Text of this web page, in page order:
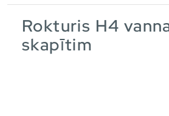
Rokturis H4
skapītim